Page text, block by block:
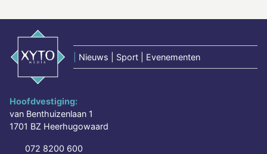
Nieuws | Sport | Evenementen
Hoofdvestiging:
van Benthuizenlaan 1
1701 BZ Heerhugowaard
072 8200 600